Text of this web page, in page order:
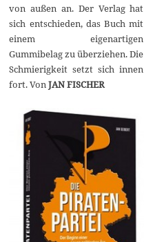
von außen an. Der Verlag hat
sich entschieden, das Buch mit
einem eigenartigen
Gummibelag zu überziehen. Die
Schmierigkeit setzt sich innen
fort. VonJAN FISCHER